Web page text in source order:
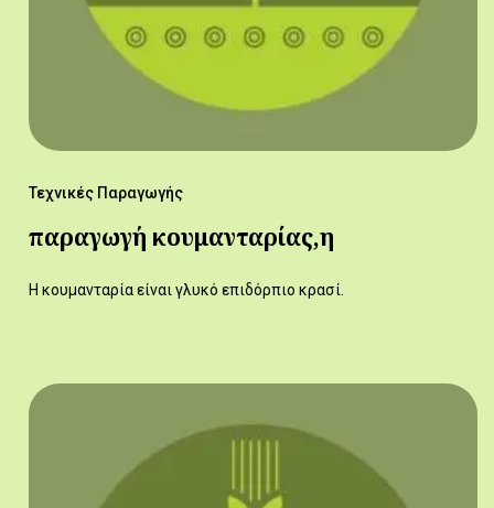
Τεχνικές Παραγωγής
παραγωγή κουμανταρίας,η
Η κουμανταρία είναι γλυκό επιδόρπιο κρασί.